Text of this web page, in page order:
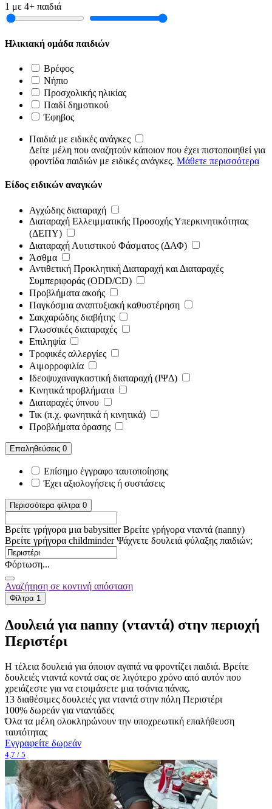
1 με 4+ παιδιά
Ηλικιακή ομάδα παιδιών
Βρέφος
Νήπιο
Προσχολικής ηλικίας
Παιδί δημοτικού
Έφηβος
Παιδιά με ειδικές ανάγκες
Δείτε μέλη που αναζητούν κάποιον που έχει πιστοποιηθεί για
φροντίδα παιδιών με ειδικές ανάγκες. Μάθετε περισσότερα
Είδος ειδικών αναγκών
Αγχώδης διαταραχή
Διαταραχή Ελλειμματικής Προσοχής Υπερκινητικότητας
(ΔΕΠΥ)
Διαταραχή Αυτιστικού Φάσματος (ΔΑΦ)
Άσθμα
Αντιθετική Προκλητική Διαταραχή και Διαταραχές
Συμπεριφοράς (ODD/CD)
Προβλήματα ακοής
Παγκόσμια αναπτυξιακή καθυστέρηση
Σακχαρώδης διαβήτης
Γλωσσικές διαταραχές
Επιληψία
Τροφικές αλλεργίες
Αιμορροφιλία
Ιδεοψυχαναγκαστική διαταραχή (ΙΨΔ)
Κινητικά προβλήματα
Διαταραχές ύπνου
Τικ (π.χ. φωνητικά ή κινητικά)
Προβλήματα όρασης
Επαληθεύσεις 0
Επίσημο έγγραφο ταυτοποίησης
Έχει αξιολογήσεις ή συστάσεις
Περισσότερα φίλτρα 0
Βρείτε γρήγορα μια babysitterΒρείτε γρήγορα νταντά (nanny)
Βρείτε γρήγορα childminderΨάχνετε δουλειά φύλαξης παιδιών;
Φόρτωση...
Αναζήτηση σε κοντινή απόσταση
Φίλτρα 1
Δουλειά για nanny (νταντά) στην περιοχή
Περιστέρι
Η τέλεια δουλειά για όποιον αγαπά να φροντίζει παιδιά. Βρείτε
δουλειές νταντά κοντά σας σε λιγότερο χρόνο από αυτόν που
χρειάζεστε για να ετοιμάσετε μια τσάντα πάνας.
13 διαθέσιμες δουλειές για νταντά στην πόλη Περιστέρι
100% δωρεάν για νταντάδες
Όλα τα μέλη ολοκληρώνουν την υποχρεωτική επαλήθευση
ταυτότητας
Εγγραφείτε δωρεάν
4,7 / 5